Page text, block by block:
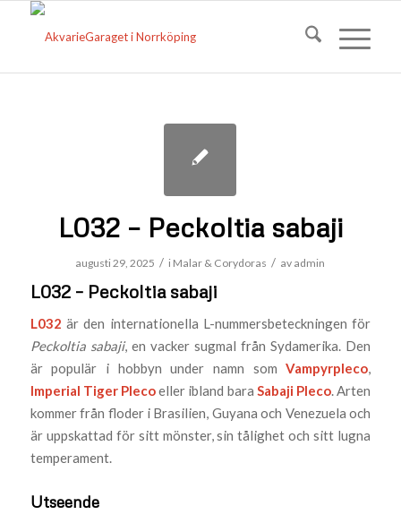
L032 – Peckoltia sabaji
augusti 29, 2025 / i Malar & Corydoras / av admin
L032 – Peckoltia sabaji
L032 är den internationella L-nummersbeteckningen för
Peckoltia sabaji, en vacker sugmal från Sydamerika. Den
är populär i hobbyn under namn somVampyrpleco,
Imperial Tiger Plecoeller ibland bara Sabaji Pleco. Arten
kommer från floder i Brasilien, Guyana och Venezuela och
är uppskattad för sitt mönster, sin tålighet och sitt lugna
temperament.
Utseende